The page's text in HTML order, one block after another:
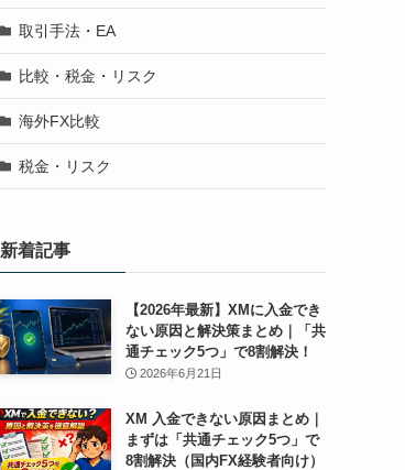
取引手法・EA
比較・税金・リスク
海外FX比較
税金・リスク
新着記事
【2026年最新】XMに入金でき
ない原因と解決策まとめ｜「共
通チェック5つ」で8割解決！
2026年6月21日
XM 入金できない原因まとめ｜
まずは「共通チェック5つ」で
8割解決（国内FX経験者向け）